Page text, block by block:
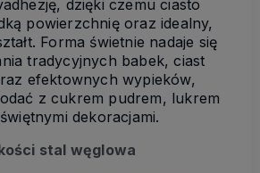
dzięki czemu ciasto
powierzchnię oraz idealny,
Forma świetnie nadaje się
tradycyjnych babek, ciast
efektownych wypieków,
z cukrem pudrem, lukrem
dekoracjami.
stal węglowa